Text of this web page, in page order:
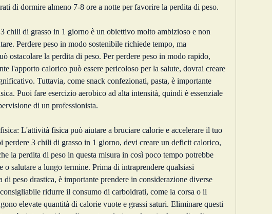
di dormire almeno 7-8 ore a notte per favorire la perdita di peso.
chili di grasso in 1 giorno è un obiettivo molto ambizioso e non
Perdere peso in modo sostenibile richiede tempo, ma
ostacolare la perdita di peso. Per perdere peso in modo rapido,
l'apporto calorico può essere pericoloso per la salute, dovrai creare
Tuttavia, come snack confezionati, pasta, è importante
Puoi fare esercizio aerobico ad alta intensità, quindi è essenziale
di un professionista.
L'attività fisica può aiutare a bruciare calorie e accelerare il tuo
perdere 3 chili di grasso in 1 giorno, devi creare un deficit calorico,
la perdita di peso in questa misura in così poco tempo potrebbe
o salutare a lungo termine. Prima di intraprendere qualsiasi
di peso drastica, è importante prendere in considerazione diverse
ridurre il consumo di carboidrati, come la corsa o il
elevate quantità di calorie vuote e grassi saturi. Eliminare questi